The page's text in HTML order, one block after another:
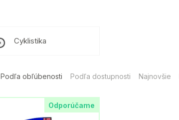
Cyklistika
Podľa obľúbenosti Podľa dostupnosti Najnovšie
Odporúčame